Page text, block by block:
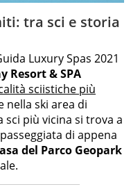
tra sci e storia
Luxury Spas 2021
Resort & SPA
sciistiche più
nella ski area di
sci più vicina si trova a
di appena
del Parco Geopark